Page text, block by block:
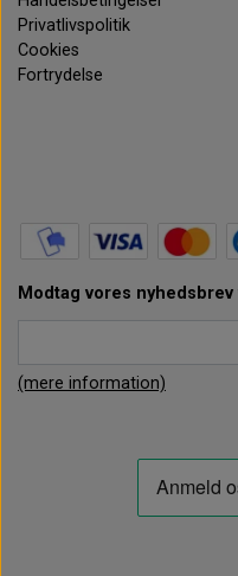
Privatlivspolitik
Cookies
Fortrydelse
Modtag vores nyhedsbrev
(mere information)